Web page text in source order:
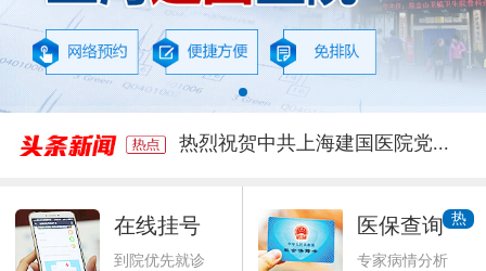
热烈祝贺中共上海建国医院党...
在线挂号
到院优先就诊
医保查询
专家病情分析
热